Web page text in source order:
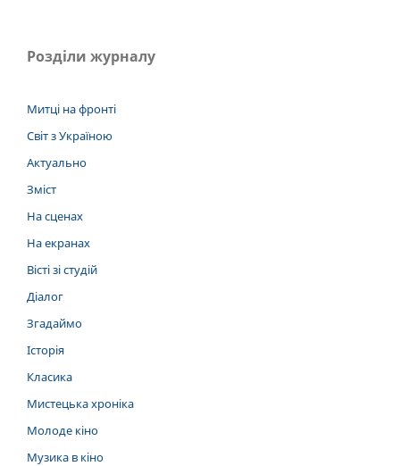
Розділи журналу
Митці на фронті
Світ з Україною
Актуально
Зміст
На сценах
На екранах
Вісті зі студій
Діалог
Згадаймо
Історія
Класика
Мистецька хроніка
Молоде кіно
Музика в кіно